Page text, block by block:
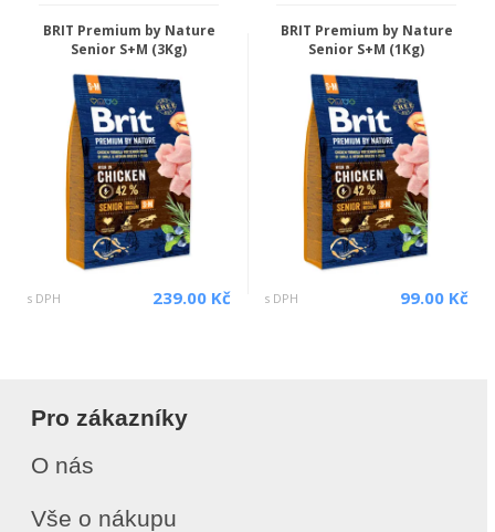
BRIT Premium by Nature
Senior S+M (3Kg)
s DPH 239.00 Kč
BRIT Premium by Nature
Senior S+M (1Kg)
s DPH 99.00 Kč
Pro zákazníky
O nás
Vše o nákupu